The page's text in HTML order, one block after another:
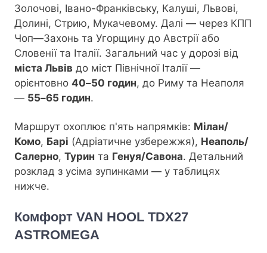
Золочові, Івано-Франківську, Калуші, Львові,
Долині, Стрию, Мукачевому. Далі — через КПП
Чоп—Захонь та Угорщину до Австрії або
Словенії та Італії. Загальний час у дорозі від
міста Львів до міст Північної Італії —
орієнтовно 40–50 годин, до Риму та Неаполя
— 55–65 годин.
Маршрут охоплює п'ять напрямків: Мілан/
Комо, Барі (Адріатичне узбережжя), Неаполь/
Салерно, Турин та Генуя/Савона. Детальний
розклад з усіма зупинками — у таблицях
нижче.
Комфорт VAN HOOL TDX27
ASTROMEGA